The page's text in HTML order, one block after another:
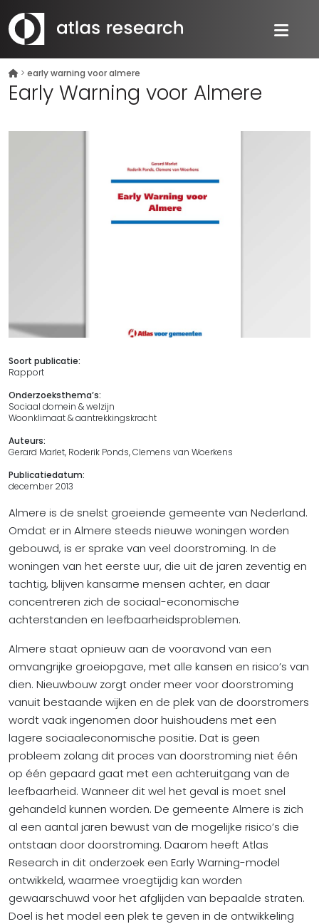
> early warning voor almere
Early Warning voor Almere
Soort publicatie:
Rapport
Onderzoeksthema’s:
Sociaal domein & welzijn
Woonklimaat & aantrekkingskracht
Auteurs:
Gerard Marlet, Roderik Ponds, Clemens van Woerkens
Publicatiedatum:
december 2013
Almere is de snelst groeiende gemeente van Nederland.
Omdat er in Almere steeds nieuwe woningen worden
gebouwd, is er sprake van veel doorstroming. In de
woningen van het eerste uur, die uit de jaren zeventig en
tachtig, blijven kansarme mensen achter, en daar
concentreren zich de sociaal-economische
achterstanden en leefbaarheidsproblemen.
Almere staat opnieuw aan de vooravond van een
omvangrijke groeiopgave, met alle kansen en risico’s van
dien. Nieuwbouw zorgt onder meer voor doorstroming
vanuit bestaande wijken en de plek van de doorstromers
wordt vaak ingenomen door huishoudens met een
lagere sociaaleconomische positie. Dat is geen
probleem zolang dit proces van doorstroming niet één
op één gepaard gaat met een achteruitgang van de
leefbaarheid. Wanneer dit wel het geval is moet snel
gehandeld kunnen worden. De gemeente Almere is zich
al een aantal jaren bewust van de mogelijke risico’s die
ontstaan door doorstroming. Daarom heeft Atlas
Research in dit onderzoek een Early Warning-model
ontwikkeld, waarmee vroegtijdig kan worden
gewaarschuwd voor het afglijden van bepaalde straten.
Doel is het model een plek te geven in de ontwikkeling